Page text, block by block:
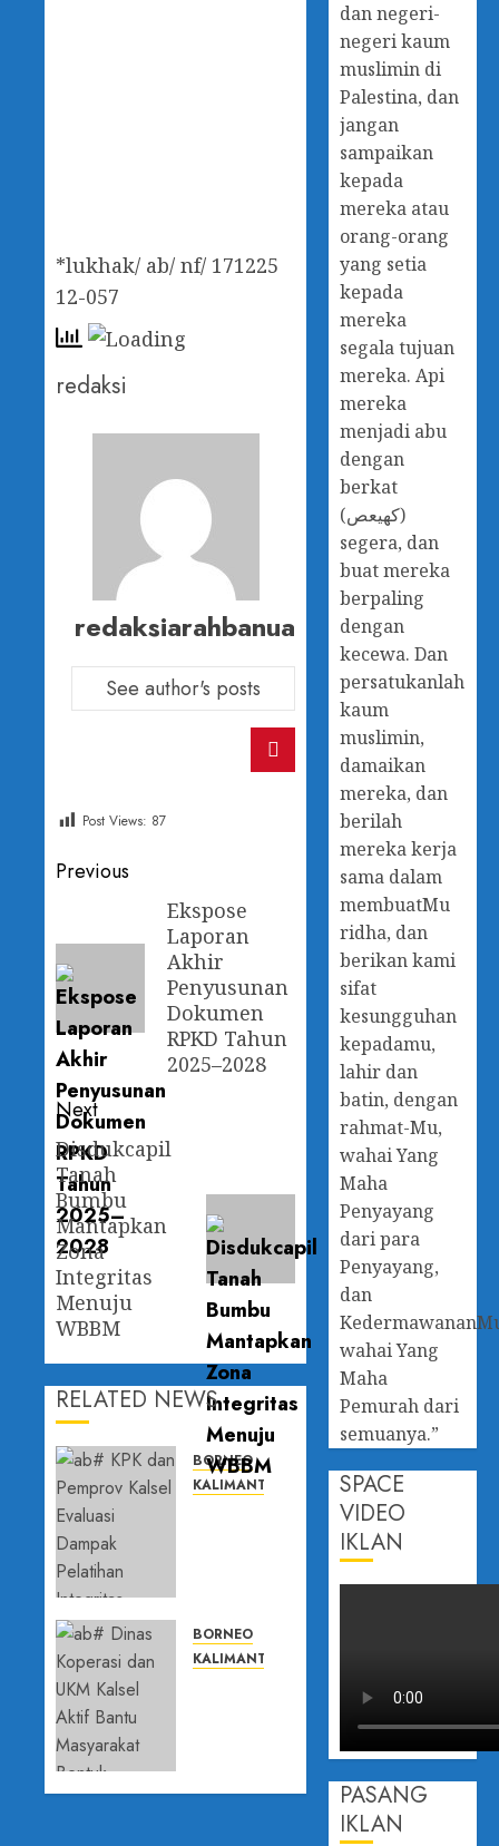
*lukhak/ ab/ nf/ 171225
12-057
redaksi
redaksiarahbanua
See author's posts
Post Views: 87
Previous
Ekspose
Laporan
Akhir
Penyusunan
Dokumen
RPKD Tahun
2025–2028
Next
Disdukcapil
Tanah
Bumbu
Mantapkan
Zona
Integritas
Menuju
WBBM
RELATED NEWS
BORNEO
KALIMANTAN SELATAN
Pelatihan
Integritas,
BORNEO
KALIMANTAN SELATAN
dan negeri-
negeri kaum
muslimin di
Palestina, dan
jangan
sampaikan
kepada
mereka atau
orang-orang
yang setia
kepada
mereka
segala tujuan
mereka. Api
mereka
menjadi abu
dengan
berkat
(كهيعص)
segera, dan
buat mereka
berpaling
dengan
kecewa. Dan
persatukanlah
kaum
muslimin,
damaikan
mereka, dan
berilah
mereka kerja
sama dalam
membuatMu
ridha, dan
berikan kami
sifat
kesungguhan
kepadamu,
lahir dan
batin, dengan
rahmat-Mu,
wahai Yang
Maha
Penyayang
dari para
Penyayang,
dan
wahai Yang
Maha
Pemurah dari
semuanya.”
SPACE
VIDEO
IKLAN
PASANG
IKLAN